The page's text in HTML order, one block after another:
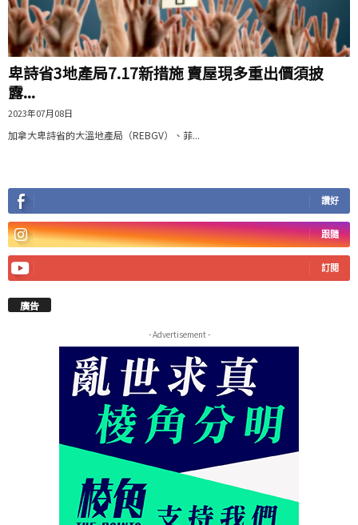
卑詩省3地產局7.17新措施 賣屋現多重出價須披
露...
2023年07月08日
加拿大卑詩省的大溫地產局（REBGV）、菲...
讚好
跟隨
訂閱
廣告
- Advertisement -